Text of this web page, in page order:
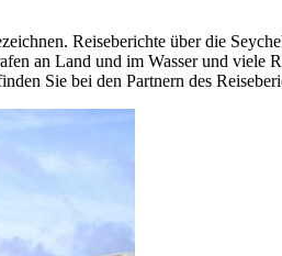
Reiseberichte über die
an Land und im Wasser und
Sie bei den Partnern des